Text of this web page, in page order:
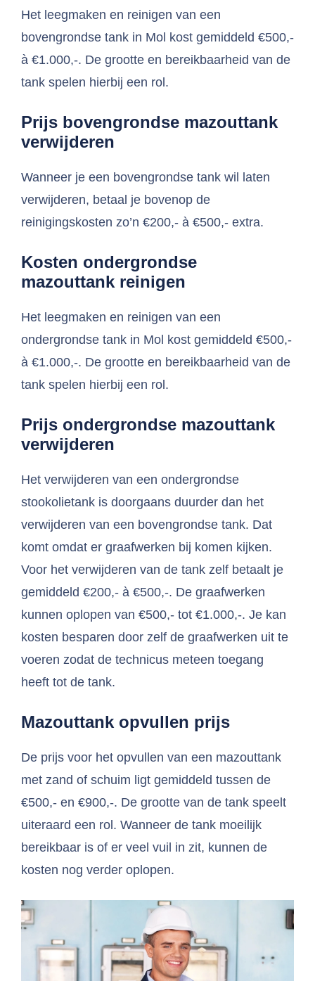
Het leegmaken en reinigen van een
bovengrondse tank in Mol kost gemiddeld €500,-
à €1.000,-. De grootte en bereikbaarheid van de
tank spelen hierbij een rol.
Prijs bovengrondse mazouttank
verwijderen
Wanneer je een bovengrondse tank wil laten
verwijderen, betaal je bovenop de
reinigingskosten zo’n €200,- à €500,- extra.
Kosten ondergrondse
mazouttank reinigen
Het leegmaken en reinigen van een
ondergrondse tank in Mol kost gemiddeld €500,-
à €1.000,-. De grootte en bereikbaarheid van de
tank spelen hierbij een rol.
Prijs ondergrondse mazouttank
verwijderen
Het verwijderen van een ondergrondse
stookolietank is doorgaans duurder dan het
verwijderen van een bovengrondse tank. Dat
komt omdat er graafwerken bij komen kijken.
Voor het verwijderen van de tank zelf betaalt je
gemiddeld €200,- à €500,-. De graafwerken
kunnen oplopen van €500,- tot €1.000,-. Je kan
kosten besparen door zelf de graafwerken uit te
voeren zodat de technicus meteen toegang
heeft tot de tank.
Mazouttank opvullen prijs
De prijs voor het opvullen van een mazouttank
met zand of schuim ligt gemiddeld tussen de
€500,- en €900,-. De grootte van de tank speelt
uiteraard een rol. Wanneer de tank moeilijk
bereikbaar is of er veel vuil in zit, kunnen de
kosten nog verder oplopen.